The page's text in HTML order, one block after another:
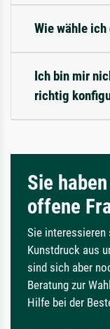
Wie wähle
Ich bin mir
richtig
Sie
offene
Sie interessieren
Kunstdruck aus
sind sich aber
Beratung zur
Hilfe bei der